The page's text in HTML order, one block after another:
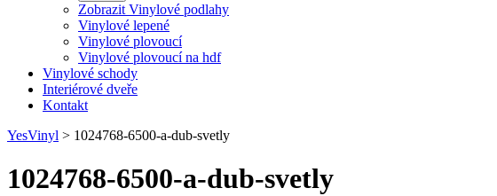
Zobrazit Vinylové podlahy
Vinylové lepené
Vinylové plovoucí
Vinylové plovoucí na hdf
Vinylové schody
Interiérové dveře
Kontakt
YesVinyl > 1024768-6500-a-dub-svetly
1024768-6500-a-dub-svetly